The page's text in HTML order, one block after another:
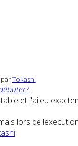
parTokashi
et j'ai eu
lors de
.